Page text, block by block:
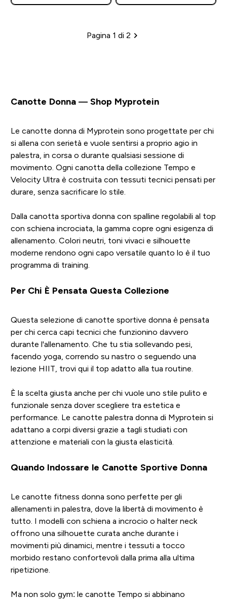
Impaginazione
Pagina 1 di 2
Canotte Donna — Shop Myprotein
Le canotte donna di Myprotein sono progettate per chi
si allena con serietà e vuole sentirsi a proprio agio in
palestra, in corsa o durante qualsiasi sessione di
movimento. Ogni canotta della collezione Tempo e
Velocity Ultra è costruita con tessuti tecnici pensati per
durare, senza sacrificare lo stile.
Dalla canotta sportiva donna con spalline regolabili al top
con schiena incrociata, la gamma copre ogni esigenza di
allenamento. Colori neutri, toni vivaci e silhouette
moderne rendono ogni capo versatile quanto lo è il tuo
programma di training.
Per Chi È Pensata Questa Collezione
Questa selezione di canotte sportive donna è pensata
per chi cerca capi tecnici che funzionino davvero
durante l'allenamento. Che tu stia sollevando pesi,
facendo yoga, correndo su nastro o seguendo una
lezione HIIT, trovi qui il top adatto alla tua routine.
È la scelta giusta anche per chi vuole uno stile pulito e
funzionale senza dover scegliere tra estetica e
performance. Le canotte palestra donna di Myprotein si
adattano a corpi diversi grazie a tagli studiati con
attenzione e materiali con la giusta elasticità.
Quando Indossare le Canotte Sportive Donna
Le canotte fitness donna sono perfette per gli
allenamenti in palestra, dove la libertà di movimento è
tutto. I modelli con schiena a incrocio o halter neck
offrono una silhouette curata anche durante i
movimenti più dinamici, mentre i tessuti a tocco
morbido restano confortevoli dalla prima alla ultima
ripetizione.
Ma non solo gym: le canotte Tempo si abbinano